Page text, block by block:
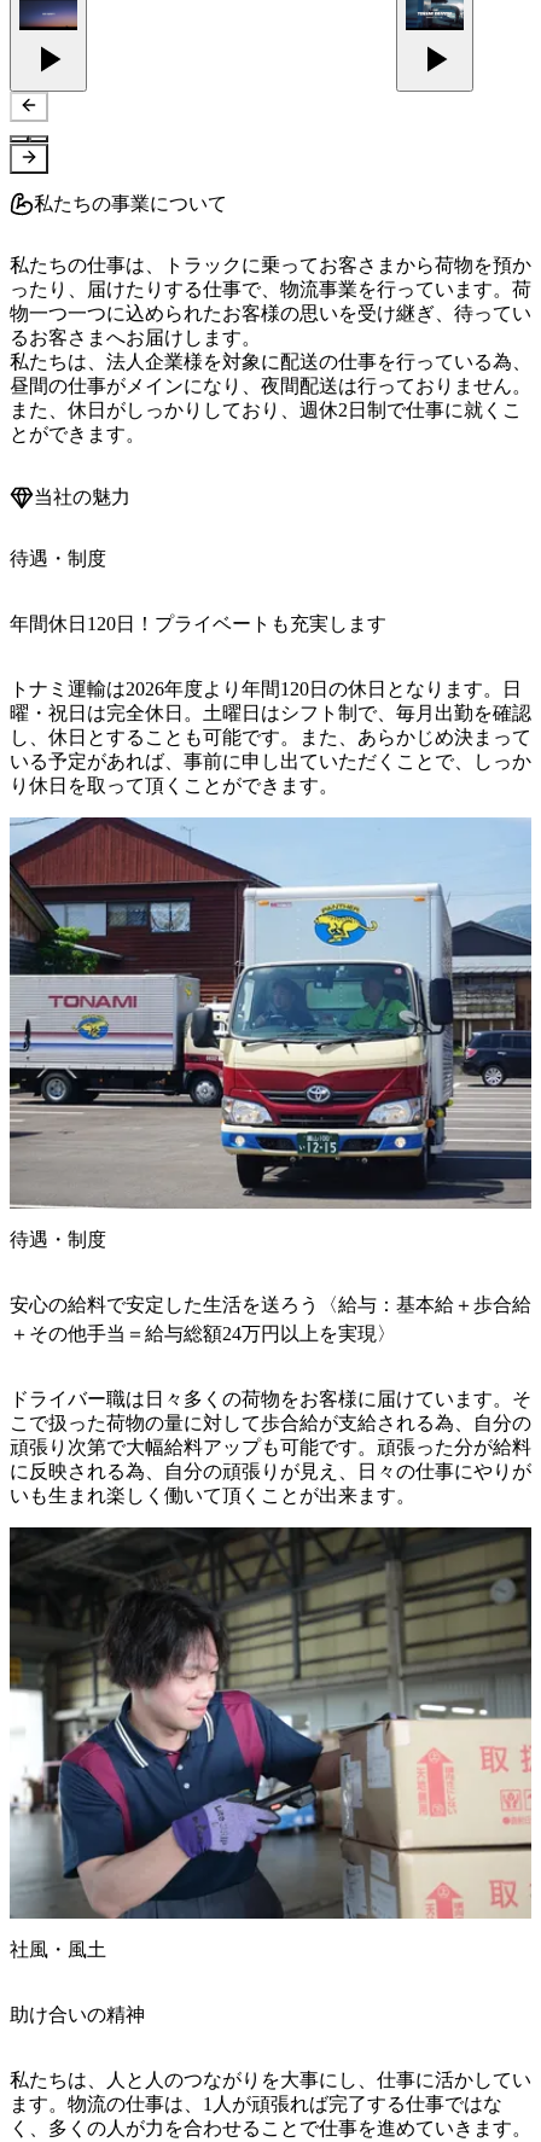
私たちの事業について
私たちの仕事は、トラックに乗ってお客さまから荷物を預か
ったり、届けたりする仕事で、物流事業を行っています。荷
物一つ一つに込められたお客様の思いを受け継ぎ、待ってい
るお客さまへお届けします。
私たちは、法人企業様を対象に配送の仕事を行っている為、
昼間の仕事がメインになり、夜間配送は行っておりません。
また、休日がしっかりしており、週休2日制で仕事に就くこ
とができます。
当社の魅力
待遇・制度
年間休日120日！プライベートも充実します
トナミ運輸は2026年度より年間120日の休日となります。日
曜・祝日は完全休日。土曜日はシフト制で、毎月出勤を確認
し、休日とすることも可能です。また、あらかじめ決まって
いる予定があれば、事前に申し出ていただくことで、しっか
り休日を取って頂くことができます。
待遇・制度
安心の給料で安定した生活を送ろう〈給与：基本給＋歩合給
＋その他手当＝給与総額24万円以上を実現〉
ドライバー職は日々多くの荷物をお客様に届けています。そ
こで扱った荷物の量に対して歩合給が支給される為、自分の
頑張り次第で大幅給料アップも可能です。頑張った分が給料
に反映される為、自分の頑張りが見え、日々の仕事にやりが
いも生まれ楽しく働いて頂くことが出来ます。
社風・風土
助け合いの精神
私たちは、人と人のつながりを大事にし、仕事に活かしてい
ます。物流の仕事は、1人が頑張れば完了する仕事ではな
く、多くの人が力を合わせることで仕事を進めていきます。